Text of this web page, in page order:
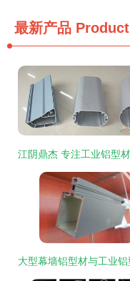
最新产品 Product